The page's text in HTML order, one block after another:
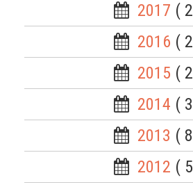
2017 (
2016 (
2015 (
2014 (
2013 (
2012 (